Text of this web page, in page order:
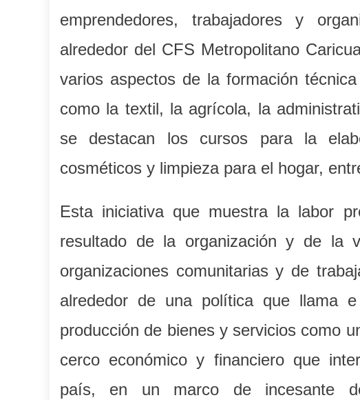
emprendedores, trabajadores y
alrededor del CFS Metropolitano
varios aspectos de la formación
como la textil, la agrícola, la
se destacan los cursos para la
cosméticos y limpieza para el hogar,
Esta iniciativa que muestra la labor
resultado de la organización y de la
organizaciones comunitarias y de
alrededor de una política que llama
producción de bienes y servicios como
cerco económico y financiero que
país, en un marco de incesante